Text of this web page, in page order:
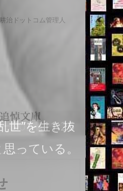
世”を生き抜
っている。